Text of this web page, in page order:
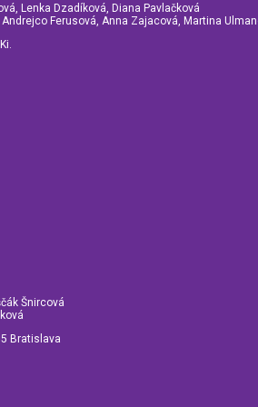
Lenka Dzadíková, Diana Pavlačková
Ferusová, Anna Zajacová, Martina
Šnircová
Bratislava